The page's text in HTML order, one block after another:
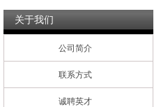
关于我们
公司简介
联系方式
诚聘英才